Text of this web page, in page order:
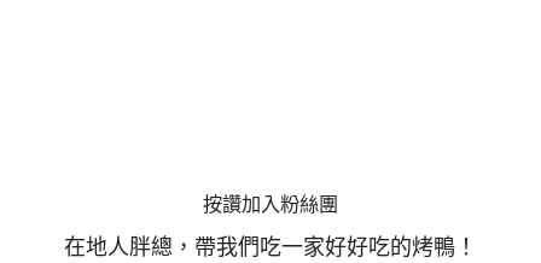
按讚加入粉絲團
在地人胖總，帶我們吃一家好好吃的烤鴨！